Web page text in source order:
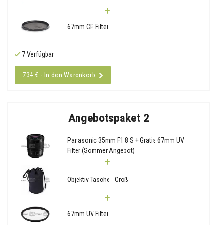
67mm CP Filter
7 Verfügbar
734 € - In den Warenkorb
Angebotspaket 2
Panasonic 35mm F1.8 S + Gratis 67mm UV
Filter (Sommer Angebot)
Objektiv Tasche - Groß
67mm UV Filter